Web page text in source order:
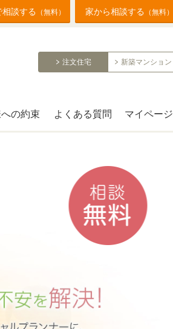
相談する （無料） 家から相談する （無料）
注文住宅 新築マンション
の約束 よくある質問 マイページ